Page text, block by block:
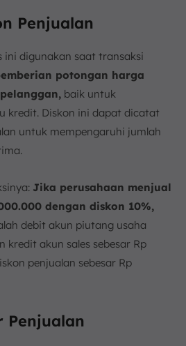
Penjualan
ini digunakan saat transaksi
potongan harga
baik untuk
kredit. Diskon ini dapat dicatat
untuk mempengaruhi jumlah
Jika perusahaan menjual
dengan diskon 10%,
debit akun piutang usaha
kredit akun sales sebesar Rp
penjualan sebesar Rp
Penjualan